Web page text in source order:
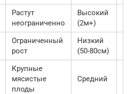
Растут
неограниченно
Высокий
(2м+)
Ограниченный
рост
Низкий
(50-80см)
Крупные
мясистые
плоды
Средний